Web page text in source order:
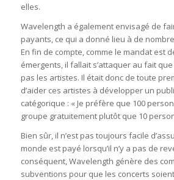
elles.
Wavelength a également envisagé de
payants, ce qui a donné lieu à de
En fin de compte, comme le mandat est
émergents, il fallait s’attaquer au fait
pas les artistes. Il était donc de toute
d’aider ces artistes à développer un
catégorique : « Je préfère que 100
groupe gratuitement plutôt que 10
Bien sûr, il n’est pas toujours facile
monde est payé lorsqu’il n’y a pas de
conséquent, Wavelength génère des
subventions pour que les concerts